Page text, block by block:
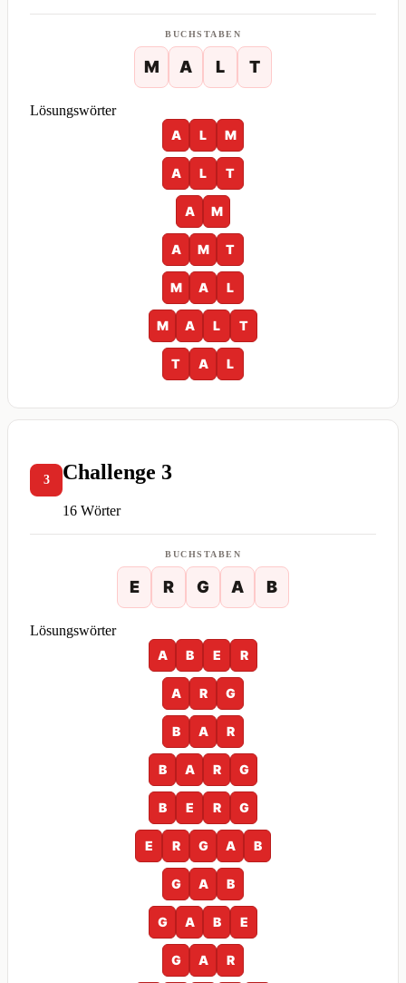
BUCHSTABEN
M A L T
Lösungswörter
A
L M
A L T
A M
A M T
M A L
M A L T
T A L
3 Challenge 3
16 Wörter
BUCHSTABEN
E R G A B
Lösungswörter
A
B E R
A R G
B A R
B A R G
B E R G
E R G A B
G A B
G A B E
G A R